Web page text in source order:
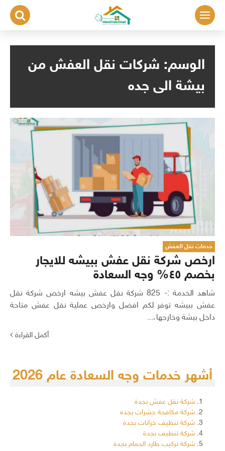
التجاوز
المحتوى
الوسم: شركات نقل العفش من
بيشة الى جده
خدمات نقل العفش
ارخص شركة نقل عفش ببيشه للايجار
بخصم ٤٥% وجه السعادة
شاهد الخدمة :- 825 شركة نقل عفش بيشه ارخص شركة نقل
عفش ببيشه توفر لكم افضل وارخص عملية نقل عفش متاحة
داخل بيشة وخارجها،...
أكمل القراءة
أشهر خدمات وجه السعادة عام 2026
شركة نقل عفش بجدة
شركة مكافحة حشرات بجدة
شركة تنظيف خزانات بجدة
شركة تنظيف بجدة
شركة تركيب طارد الحمام بجدة